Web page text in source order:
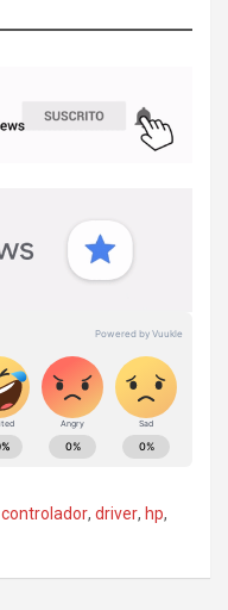
controlador, driver, hp,